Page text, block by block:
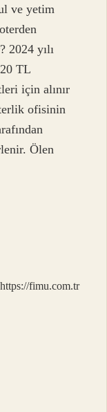
ve yetim
2024 yılı
TL
için alınır
ofisinin
Ölen
https://fimu.com.tr